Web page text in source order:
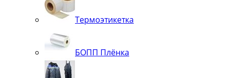
Термоэтикетка
БОПП Плёнка